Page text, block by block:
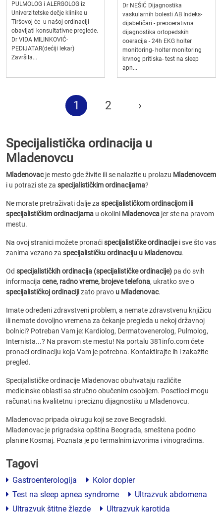
PULMOLOG i ALERGOLOG iz
Univerzitetske dečje klinike u
Tiršovoj će u našoj ordinaciji
obavljati konsultativne preglede.
Dr VIDA MILINKOVIĆ-
PEDIJATAR(dećiji lekar)
Završila...
Dr NEŠIĆ Dijagnostika
vaskularnih bolesti AB Indeks-
dijabetičari - preooerativna
dijagnostika ortopedskih
ooeracija - 24h EKG holter
monitoring- holter monitoring
krvnog pritiska- test na sleep
apn...
1 2 ›
Specijalistička ordinacija u
Mladenovcu
Mladenovacje mesto gde živite ili se nalazite u prolazu Mladenovcem
i u potrazi ste za specijalističkim ordinacijama?
Ne morate pretraživati dalje za specijalističkom ordinacijom ili
specijalističkim ordinacijama u okolini Mladenovca jer ste na pravom
mestu.
Na ovoj stranici možete pronaćispecijalističke ordinacijei sve što vas
zanima vezano za specijalističku ordinaciju u Mladenovcu.
Od specijalističkih ordinacija (specijalističke ordinacije) pa do svih
informacija cene, radno vreme, brojeve telefona, ukratko sve o
specijalističkoj ordinacijizato pravo u Mladenovac.
Imate određeni zdravstveni problem, a nemate zdravstvenu knjižicu
ili nemate dovoljno vremena za čekanje pregleda u nekoj državnoj
bolnici? Potreban Vam je: Kardiolog, Dermatovenerolog, Pulmolog,
Internista...? Na pravom ste mestu! Na portalu 381info.com ćete
pronaći ordinaciju koja Vam je potrebna. Kontaktirajte ih i zakažite
pregled.
Specijalističke ordinacije Mladenovac obuhvataju različite
medicinske oblasti sa stručno obučenim osobljem. Posetioci mogu
računati na kvalitetnu i preciznu dijagnostiku u Mladenovcu.
Mladenovac pripada okrugu koji se zove Beogradski.
Mladenovac je prigradska opština Beograda, smeštena podno
planine Kosmaj. Poznata je po termalnim izvorima i vinogradima.
Tagovi
Gastroenterologija
Kolor dopler
Test na sleep apnea syndrome
Ultrazvuk abdomena
Ultrazvuk štitne žlezde
Ultrazvuk karotida